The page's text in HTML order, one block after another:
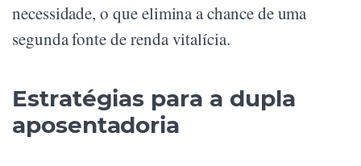
necessidade, o que elimina a chance de uma
segunda fonte de renda vitalícia.
Estratégias para a dupla
aposentadoria